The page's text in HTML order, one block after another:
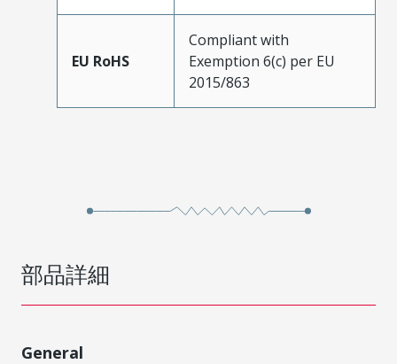
EU RoHS
Compliant with
Exemption 6(c) per EU
2015/863
部品詳細
General